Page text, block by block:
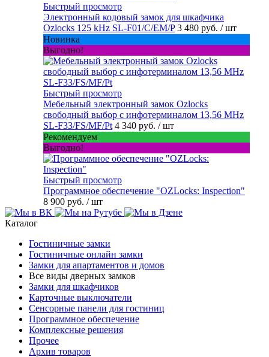
Быстрый просмотр
Электронный кодовый замок для шкафчика
Ozlocks 125 kHz SL-F01/C/EM/P 3 480 руб. / шт
Новинка
Выгодно!
Быстрый просмотр
Мебельный электронный замок Ozlocks
свободный выбор с инфотерминалом 13,56 MHz
SL-F33/FS/MF/Pt 4 340 руб. / шт
Рекомендуем
Выгодно!
Быстрый просмотр
Программное обеспечение "OZLocks: Inspection"
8 900 руб. / шт
Каталог
Гостиничные замки
Гостиничные онлайн замки
Замки для апартаментов и домов
Все виды дверных замков
Замки для шкафчиков
Карточные выключатели
Сенсорные панели для гостиниц
Программное обеспечение
Комплексные решения
Прочее
Архив товаров